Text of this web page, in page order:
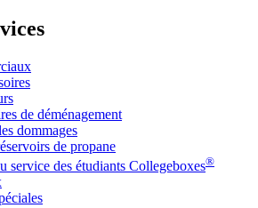
de déménagement
dommages
de propane
service des étudiants Collegeboxes®